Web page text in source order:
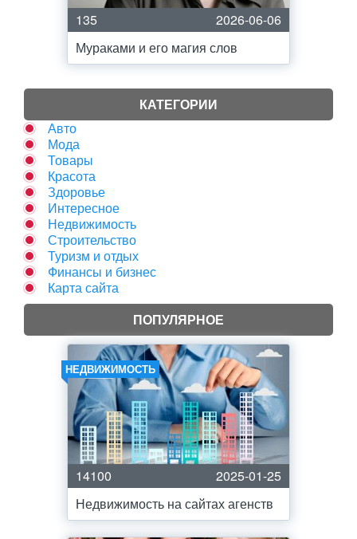
135
2026-06-06
Мураками и его магия слов
КАТЕГОРИИ
Авто
Мода
Товары
Красота
Здоровье
Интересное
Недвижимость
Строительство
Туризм и отдых
Финансы и бизнес
Карта сайта
ПОПУЛЯРНОЕ
НЕДВИЖИМОСТЬ
14100
2025-01-25
Недвижимость на сайтах агенств